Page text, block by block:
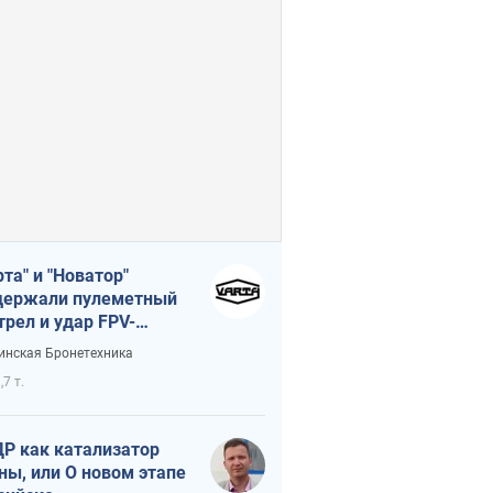
и "Новатор"
пулеметный
и удар FPV-
сохранив жизнь
Бронетехника
т.
как катализатор
или О новом этапе